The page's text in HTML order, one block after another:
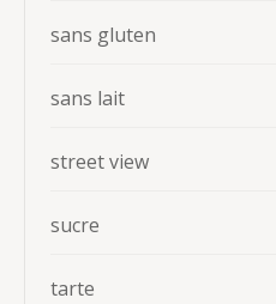
sans gluten
sans lait
street view
sucre
tarte